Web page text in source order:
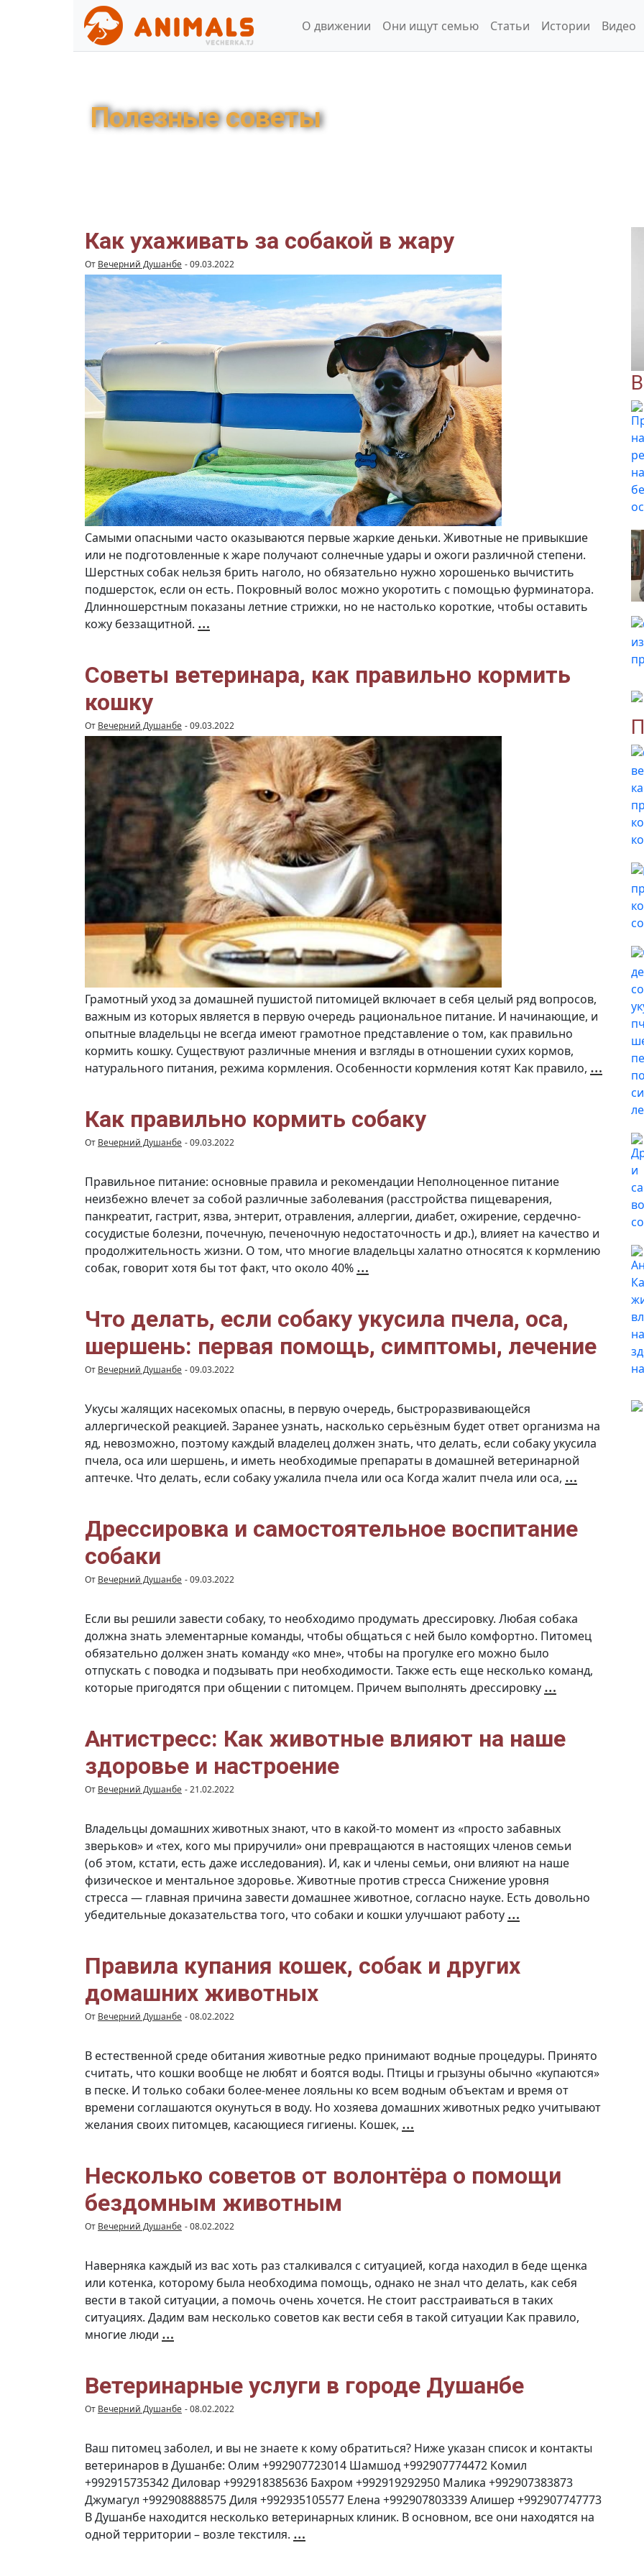
О движении Они ищут семью Статьи Истории Видео
Полезные советы
Как ухаживать за собакой в жару
От Вечерний Душанбе -09.03.2022
Самыми опасными часто оказываются первые жаркие деньки. Животные не привыкшие
или не подготовленные к жаре получают солнечные удары и ожоги различной степени.
Шерстных собак нельзя брить наголо, но обязательно нужно хорошенько вычистить
подшерсток, если он есть. Покровный волос можно укоротить с помощью фурминатора.
Длинношерстным показаны летние стрижки, но не настолько короткие, чтобы оставить
кожу беззащитной. …ухаживать
за
Советы ветеринара, как правильно кормить
кошку
От Вечерний Душанбе -09.03.2022
Грамотный уход за домашней пушистой питомицей включает в себя целый ряд вопросов,
важным из которых является в первую очередь рациональное питание. И начинающие, и
опытные владельцы не всегда имеют грамотное представление о том, как правильно
кормить кошку. Существуют различные мнения и взгляды в отношении сухих кормов,
натурального питания, режима кормления. Особенности кормления котят Как правило, …
как
Как правильно кормить собаку
От Вечерний Душанбе -09.03.2022
Правильное питание: основные правила и рекомендации Неполноценное питание
неизбежно влечет за собой различные заболевания (расстройства пищеварения,
панкреатит, гастрит, язва, энтерит, отравления, аллергии, диабет, ожирение, сердечно-
сосудистые болезни, почечную, печеночную недостаточность и др.), влияет на качество и
продолжительность жизни. О том, что многие владельцы халатно относятся к кормлению
собак, говорит хотя бы тот факт, что около 40% … Как
правильно
кормить
Что делать, если собаку укусила пчела, оса,
шершень: первая помощь, симптомы, лечение
От Вечерний Душанбе -09.03.2022
Укусы жалящих насекомых опасны, в первую очередь, быстроразвивающейся
аллергической реакцией. Заранее узнать, насколько серьёзным будет ответ организма на
яд, невозможно, поэтому каждый владелец должен знать, что делать, если собаку укусила
пчела, оса или шершень, и иметь необходимые препараты в домашней ветеринарной
аптечке. Что делать, если собаку ужалила пчела или оса Когда жалит пчела или оса, …делать,
если
оса,
первая
Дрессировка и самостоятельное воспитание
собаки
От Вечерний Душанбе -09.03.2022
Если вы решили завести собаку, то необходимо продумать дрессировку. Любая собака
должна знать элементарные команды, чтобы общаться с ней было комфортно. Питомец
обязательно должен знать команду «ко мне», чтобы на прогулке его можно было
отпускать с поводка и подзывать при необходимости. Также есть еще несколько команд,
которые пригодятся при общении с питомцем. Причем выполнять дрессировку …и
Антистресс: Как животные влияют на наше
здоровье и настроение
От Вечерний Душанбе -21.02.2022
Владельцы домашних животных знают, что в какой-то момент из «просто забавных
зверьков» и «тех, кого мы приручили» они превращаются в настоящих членов семьи
(об этом, кстати, есть даже исследования). И, как и члены семьи, они влияют на наше
физическое и ментальное здоровье. Животные против стресса Снижение уровня
стресса — главная причина завести домашнее животное, согласно науке. Есть довольно
убедительные доказательства того, что собаки и кошки улучшают работу … Антистресс:
Как
животные
здоровье
инастроение
Правила купания кошек, собак и других
домашних животных
От Вечерний Душанбе -08.02.2022
В естественной среде обитания животные редко принимают водные процедуры. Принято
считать, что кошки вообще не любят и боятся воды. Птицы и грызуны обычно «купаются»
в песке. И только собаки более-менее лояльны ко всем водным объектам и время от
времени соглашаются окунуться в воду. Но хозяева домашних животных редко учитывают
желания своих питомцев, касающиеся гигиены. Кошек, …купания
кошек,
других
домашних
животных
Несколько советов от волонтёра о помощи
бездомным животным
От Вечерний Душанбе -08.02.2022
Наверняка каждый из вас хоть раз сталкивался с ситуацией, когда находил в беде щенка
или котенка, которому была необходима помощь, однако не знал что делать, как себя
вести в такой ситуации, а помочь очень хочется. Не стоит расстраиваться в таких
ситуациях. Дадим вам несколько советов как вести себя в такой ситуации Как правило,
многие люди …советов
от
бездомным
животным
Ветеринарные услуги в городе Душанбе
От Вечерний Душанбе -08.02.2022
Ваш питомец заболел, и вы не знаете к кому обратиться? Ниже указан список и контакты
ветеринаров в Душанбе: Олим +992907723014 Шамшод +992907774472 Комил
+992915735342 Диловар +992918385636 Бахром +992919292950 Малика +992907383873
Джумагул +992908888575 Диля +992935105577 Елена +992907803339 Алишер +992907747773
В Душанбе находится несколько ветеринарных клиник. В основном, все они находятся на
одной территории – возле текстиля. … Ветеринарные
услуги
в